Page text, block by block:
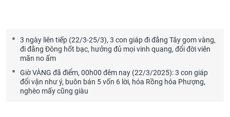
3 ngày liên tiếp (22/3-25/3), 3 con giáp đi đằng Tây gom vàng,
đi đằng Đông hốt bạc, hưởng đủ mọi vinh quang, đổi đời viên
mãn no ấm
Giờ VÀNG đã điểm, 00h00 đêm nay (22/3/2025): 3 con giáp
đổi vận như ý, buôn bán 5 vốn 6 lời, hóa Rồng hóa Phượng,
nghèo mấy cũng giàu